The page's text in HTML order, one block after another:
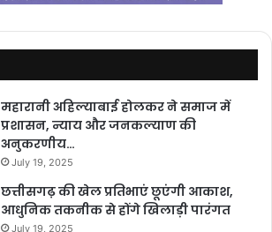
महारानी अहिल्याबाई होलकर ने समाज में
प्रशासन, न्याय और जनकल्याण की
अनुकरणीय…
July 19, 2025
छत्तीसगढ़ की खेल प्रतिभाएं छूएंगी आकाश,
आधुनिक तकनीक से होंगे खिलाड़ी पारंगत
July 19, 2025